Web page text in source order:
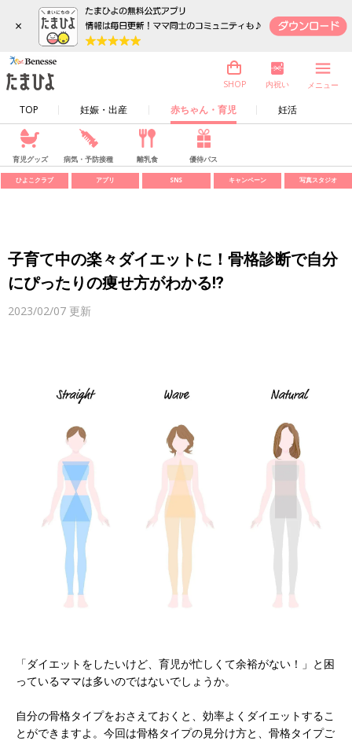
×
TOP 妊娠・出産 赤ちゃん・育児 妊活
SHOP 内祝い メニュー
育児グッズ 病気・予防接種 離乳食 優待パス
ひよこクラブ アプリ SNS キャンペーン 写真スタジオ
子育て中の楽々ダイエットに！骨格診断で自分
にぴったりの痩せ方がわかる⁉
2023/02/07 更新
「ダイエットをしたいけど、育児が忙しくて余裕がない！」と困
っているママは多いのではないでしょうか。
自分の骨格タイプをおさえておくと、効率よくダイエットするこ
とができますよ。今回は骨格タイプの見分け方と、骨格タイプご